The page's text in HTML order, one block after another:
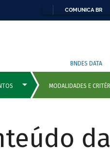
COMUNICA BR
BNDES DATA